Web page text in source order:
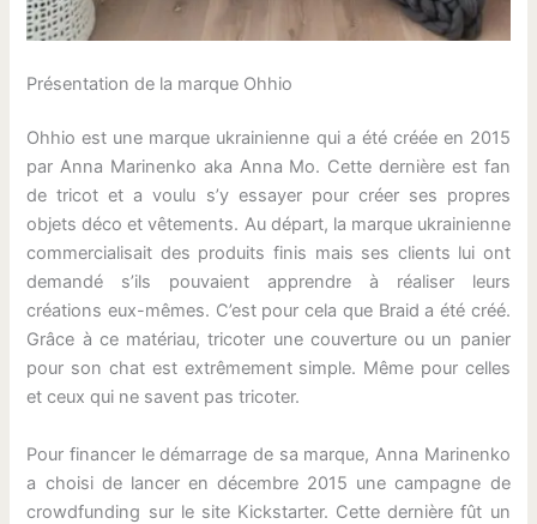
Présentation de la marque Ohhio
Ohhio est une marque ukrainienne qui a été créée en 2015
par Anna Marinenko aka Anna Mo. Cette dernière est fan
de tricot et a voulu s’y essayer pour créer ses propres
objets déco et vêtements. Au départ, la marque ukrainienne
commercialisait des produits finis mais ses clients lui ont
demandé s’ils pouvaient apprendre à réaliser leurs
créations eux-mêmes. C’est pour cela que Braid a été créé.
Grâce à ce matériau, tricoter une couverture ou un panier
pour son chat est extrêmement simple. Même pour celles
et ceux qui ne savent pas tricoter.
Pour financer le démarrage de sa marque, Anna Marinenko
a choisi de lancer en décembre 2015 une campagne de
crowdfunding sur le site Kickstarter. Cette dernière fût un